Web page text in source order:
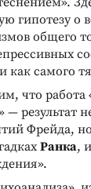
гипотезу о
общего
как самого
что
результат
Фрейда,
Ранка,